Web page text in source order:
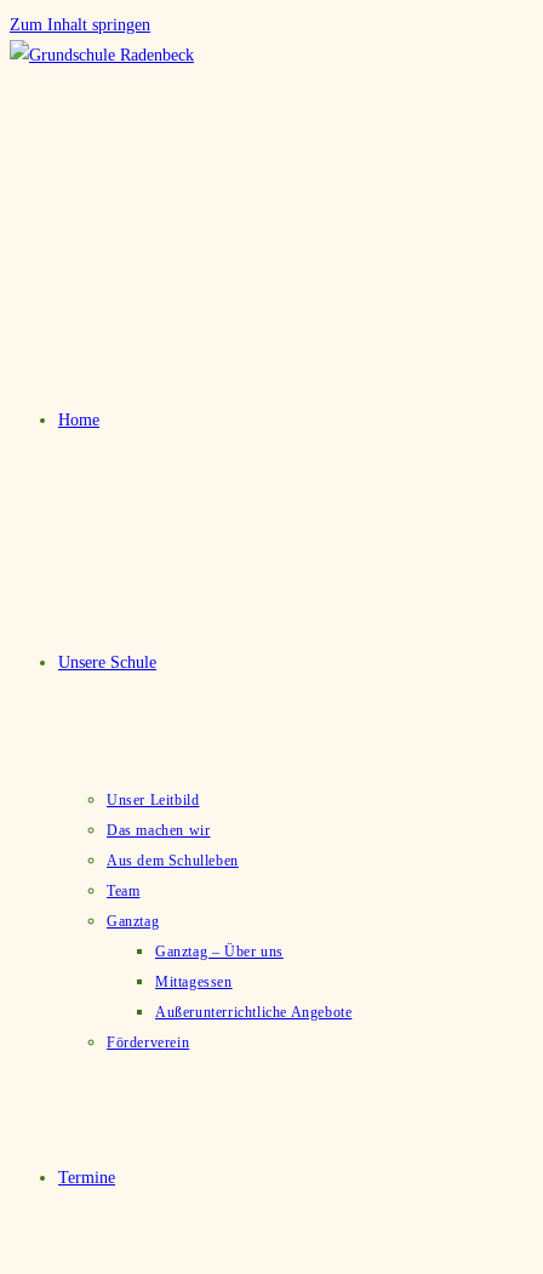
Zum Inhalt springen
Home
Unsere Schule
Unser Leitbild
Das machen wir
Aus dem Schulleben
Team
Ganztag
Ganztag – Über uns
Mittagessen
Außerunterrichtliche Angebote
Förderverein
Termine